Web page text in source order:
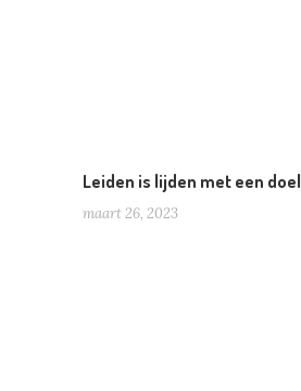
Leiden is lijden met een doel
maart 26, 2023